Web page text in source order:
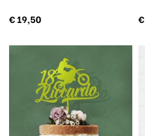
€19,50 €